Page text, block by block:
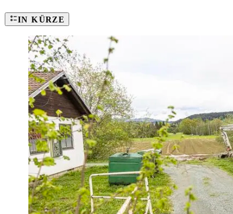
IN KÜRZE